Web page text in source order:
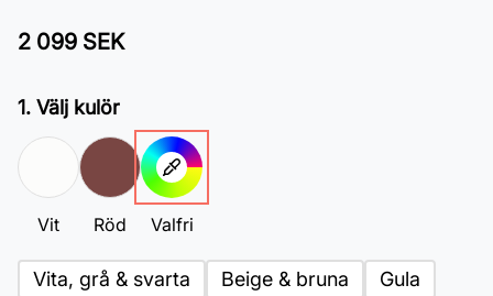
2 099 SEK
1. Välj kulör
Vit Röd Valfri
Vita, grå & svarta Beige & bruna
Gula